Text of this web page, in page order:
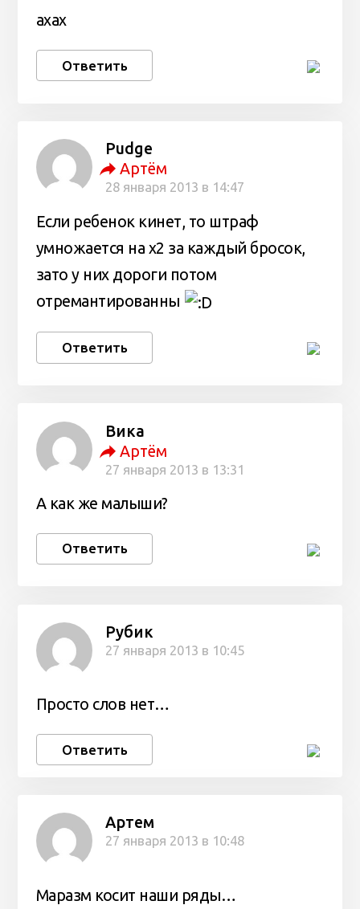
ахах
Ответить
Pudge
Артём
28 января 2013 в 14:47
Если ребенок кинет, то штраф
умножается на х2 за каждый бросок,
зато у них дороги потом
отремантированны
Ответить
Вика
Артём
27 января 2013 в 13:31
А как же малыши?
Ответить
Рубик
27 января 2013 в 10:45
Просто слов нет…
Ответить
Артем
27 января 2013 в 10:48
Маразм косит наши ряды…